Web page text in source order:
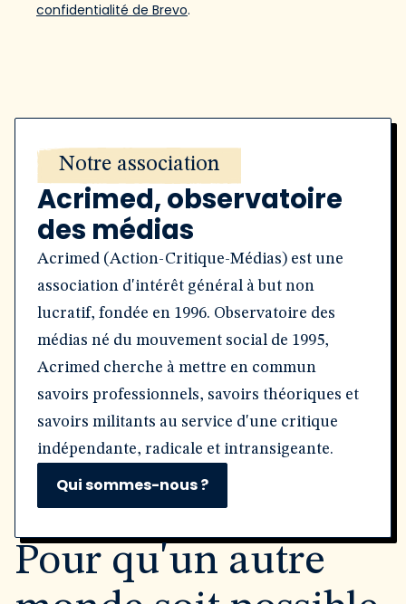
confidentialité de Brevo.
Notre association
Acrimed, observatoire
des médias
Acrimed (Action-Critique-Médias) est une
association d'intérêt général à but non
lucratif, fondée en 1996. Observatoire des
médias né du mouvement social de 1995,
Acrimed cherche à mettre en commun
savoirs professionnels, savoirs théoriques et
savoirs militants au service d'une critique
indépendante, radicale et intransigeante.
Qui sommes-nous ?
Pour qu'un autre